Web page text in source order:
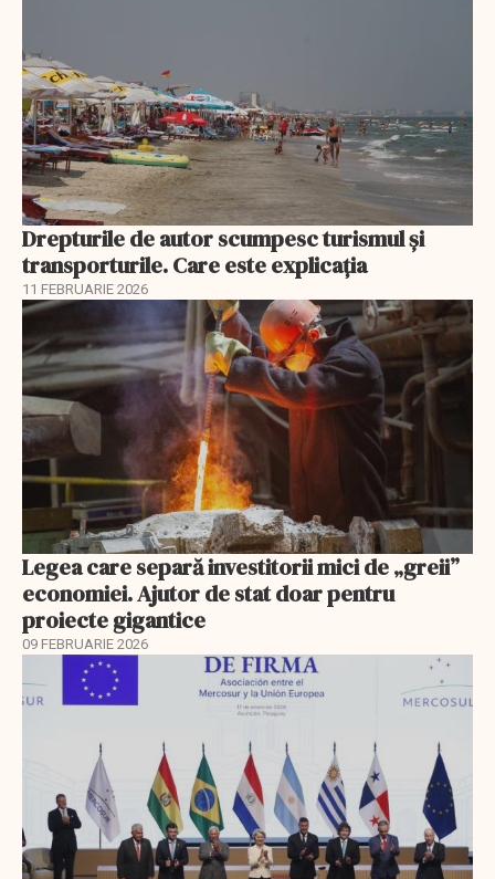
Drepturile de autor scumpesc turismul și
transporturile. Care este explicația
11 FEBRUARIE 2026
Legea care separă investitorii mici de „greii”
economiei. Ajutor de stat doar pentru
proiecte gigantice
09 FEBRUARIE 2026